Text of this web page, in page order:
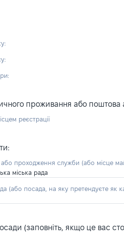
проживання або поштова
реєстрації
або проходження служби (або місце
міська рада
(або посада, на яку претендуєте як
(заповніть, якщо це вас